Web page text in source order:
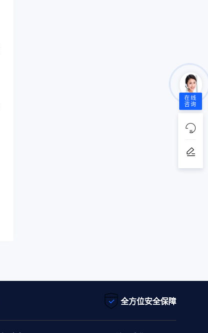
全方位安全保障
在线
咨询